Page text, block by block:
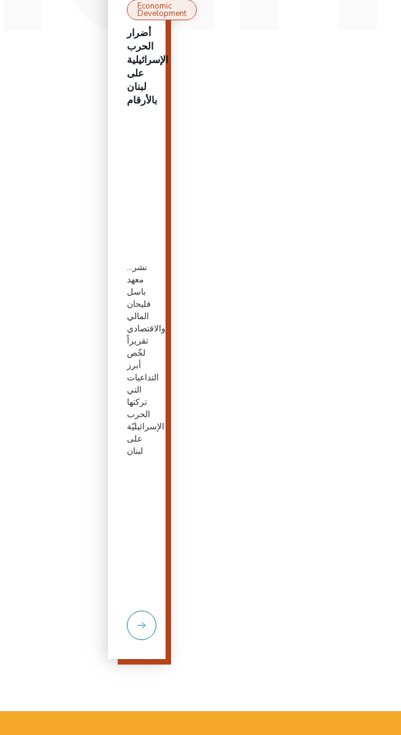
Economic
Development
أضرار
الحرب
الإسرائيلية
على
لبنان
بالأرقام
...نشر
معهد
باسل
فليحان
المالي
والاقتصادي
تقريراً
لخّص
أبرز
التداعيات
التي
تركتها
الحرب
الإسرائيليّة
على
لبنان